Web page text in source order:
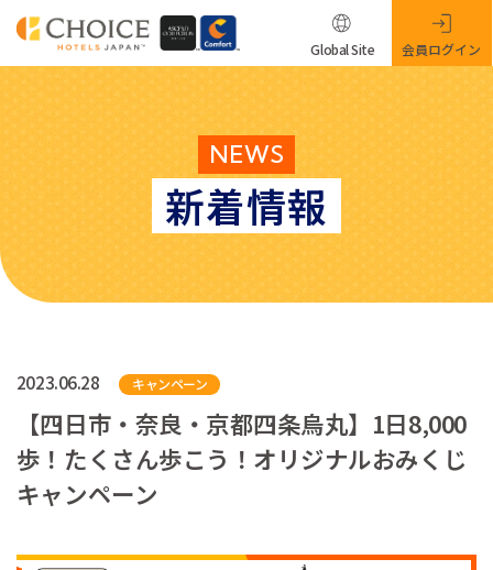
NEWS
新着情報
Global Site 会員ログイン
2023.06.28 キャンペーン
【四日市・奈良・京都四条烏丸】1日8,000
歩！たくさん歩こう！オリジナルおみくじ
キャンペーン